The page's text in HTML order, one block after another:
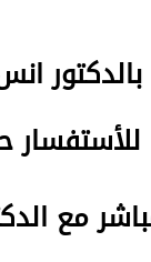
بالدكتور
مع